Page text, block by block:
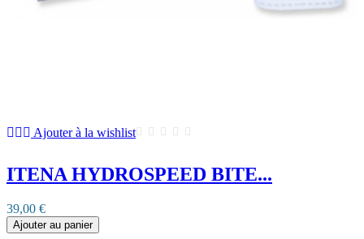
Ajouter à la wishlist
ITENA HYDROSPEED BITE...
39,00 €
Ajouter au panier